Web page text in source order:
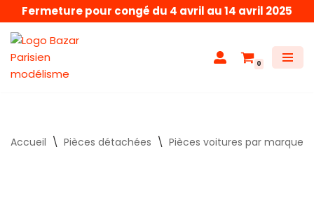
Aller
au
contenu
Fermeture pour congé du 4 avril au 14 avril 2025
0
Accueil \ Pièces détachées \ Pièces voitures par marque